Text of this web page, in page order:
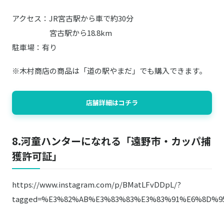
アクセス：JR宮古駅から車で約30分
宮古駅から18.8km
駐車場：有り
※木村商店の商品は「道の駅やまだ」でも購入できます。
店舗詳細はコチラ
8.河童ハンターになれる「遠野市・カッパ捕
獲許可証」
https://www.instagram.com/p/BMatLFvDDpL/?